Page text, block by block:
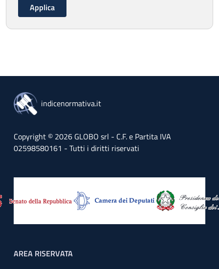
indicenormativa.it
Copyright © 2026 GLOBO srl - C.F. e Partita IVA
02598580161 - Tutti i diritti riservati
Footer menu
AREA RISERVATA